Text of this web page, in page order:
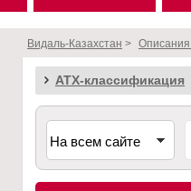
Видаль-Казахстан >
АТХ-классификация